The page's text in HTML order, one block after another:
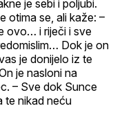
je sebi i poljubi.
otima se, ali kaže: –
ovo… i riječi i sve
Dok je on
je donijelo iz te
je nasloni na
– Sve dok Sunce
te nikad neću